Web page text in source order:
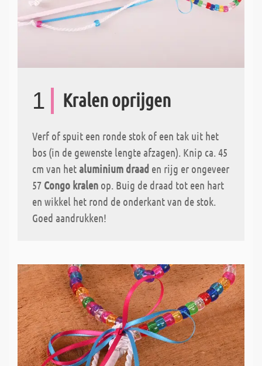
1 Kralen oprijgen
Verf of spuit een ronde stok of een tak uit het
bos (in de gewenste lengte afzagen). Knip ca. 45
cm van hetaluminium draad en rijg er ongeveer
57 Congo kralen op. Buig de draad tot een hart
en wikkel het rond de onderkant van de stok.
Goed aandrukken!